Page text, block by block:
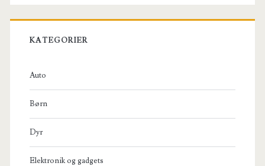
KATEGORIER
Auto
Børn
Dyr
Elektronik og gadgets